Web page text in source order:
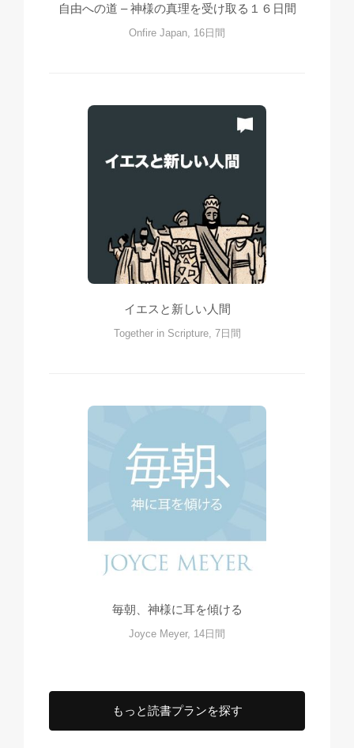
自由への道 – 神様の真理を受け取る１６日間
Onfire Japan, 16日間
イエスと新しい人間
Together in Scripture, 7日間
毎朝、神様に⽿を傾ける
Joyce Meyer, 14日間
もっと読書プランを探す